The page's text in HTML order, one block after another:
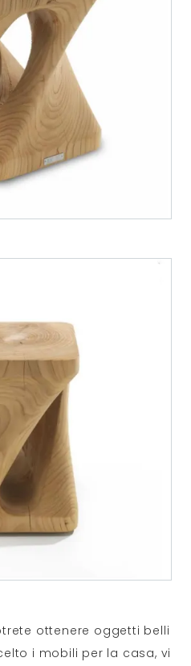
ottenere oggetti belli
i mobili per la casa, vi